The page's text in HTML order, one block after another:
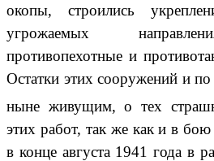
окопы, строились
угрожаемых
противопехотные и
Остатки этих сооружений и
ныне живущим, о тех
этих работ, так же как и в
в конце августа 1941 года в